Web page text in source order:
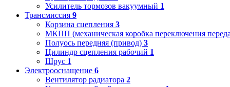
Усилитель тормозов вакуумный 1
Трансмиссия 9
Корзина сцепления 3
МКПП (механическая коробка переключения
Полуось передняя (привод) 3
Цилиндр сцепления рабочий 1
Шрус 1
Электрооснащение 6
Вентилятор радиатора 2